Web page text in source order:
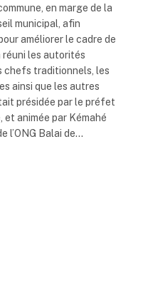
en marge de la
municipal, afin
améliorer le cadre de
réuni les autorités
chefs traditionnels, les
ainsi que les autres
présidée par le préfet
animée par Kémahé
l’ONG Balai de…